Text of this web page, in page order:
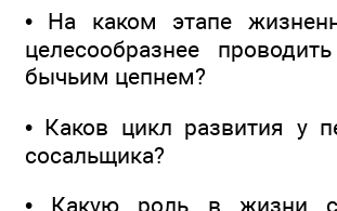
• На каком этапе
целесообразнее
бычьим цепнем?
• Каков цикл развития у
сосальщика?
• Какую роль в жизни